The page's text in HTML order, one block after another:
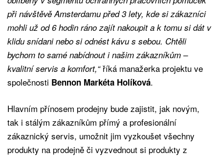
při návštěvě Amsterdamu před 3 lety, kde si zákazníci
mohli už od 6 hodin ráno zajít nakoupit a k tomu si dát v
klidu snídani nebo si odnést kávu s sebou. Chtěli
bychom to samé nabídnout i našim zákazníkům –
kvalitní servis a komfort,“říká manažerka projektu ve
společnosti Bennon Markéta Holíková.
Hlavním přínosem prodejny bude zajistit, jak novým,
tak i stálým zákazníkům přímý a profesionální
zákaznický servis, umožnit jim vyzkoušet všechny
produkty na prodejně či vyzvednout si produkty z